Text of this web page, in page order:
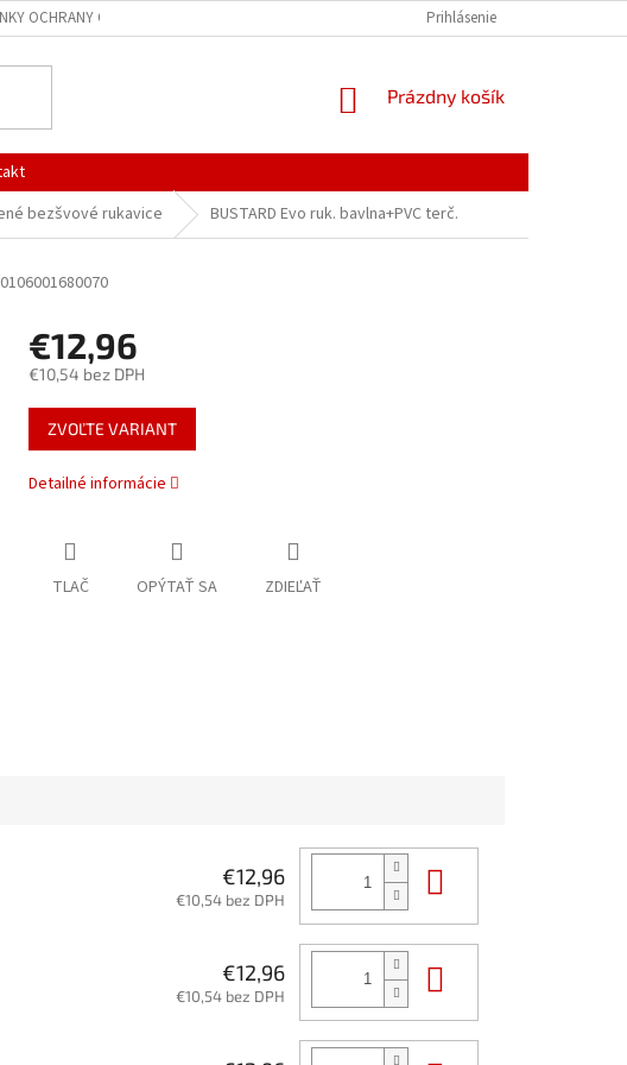
OCHRANY OSOBNÝCH ÚDAJOV Prihlásenie
NÁKUPNÝ
Prázdny košík
bezšvové rukavice BUSTARD Evo ruk. bavlna+PVC terč.
0106001680070
€12,96
€10,54 bez DPH
Jednotková
cena:
ZVOĽTE VARIANT
Detailné informácie
TLAČ OPÝTAŤ SA ZDIEĽAŤ
€12,96
€10,54 bez DPH
€12,96
€10,54 bez DPH